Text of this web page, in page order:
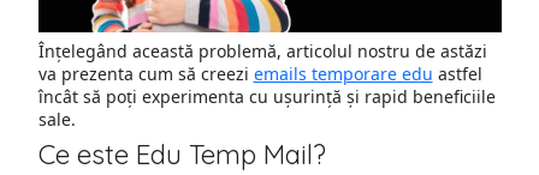
Înțelegând această problemă, articolul nostru de astăzi
va prezenta cum să creezi emails temporare edu astfel
încât să poți experimenta cu ușurință și rapid beneficiile
sale.
Ce este Edu Temp Mail?